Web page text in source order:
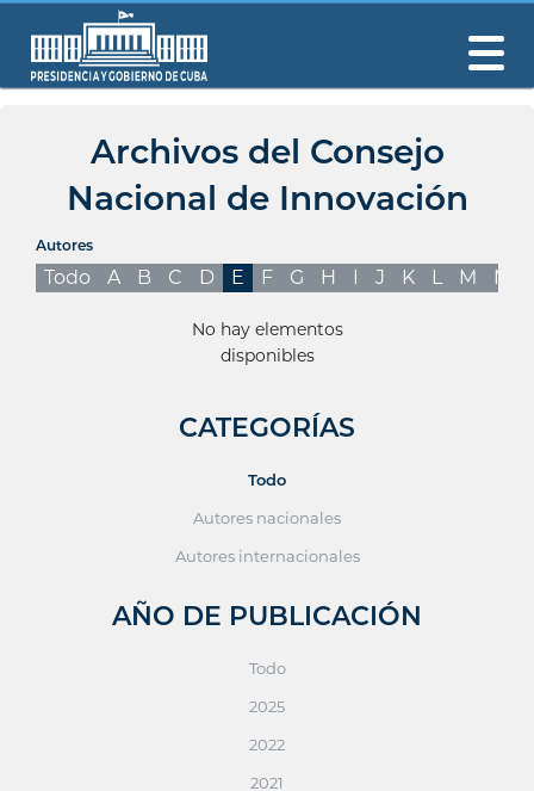
Archivos del Consejo
Nacional de Innovación
Autores
Todo A B C D E F G H I J K L M N
No hay elementos
disponibles
CATEGORÍAS
Todo
Autores nacionales
Autores internacionales
AÑO DE PUBLICACIÓN
Todo
2025
2022
2021